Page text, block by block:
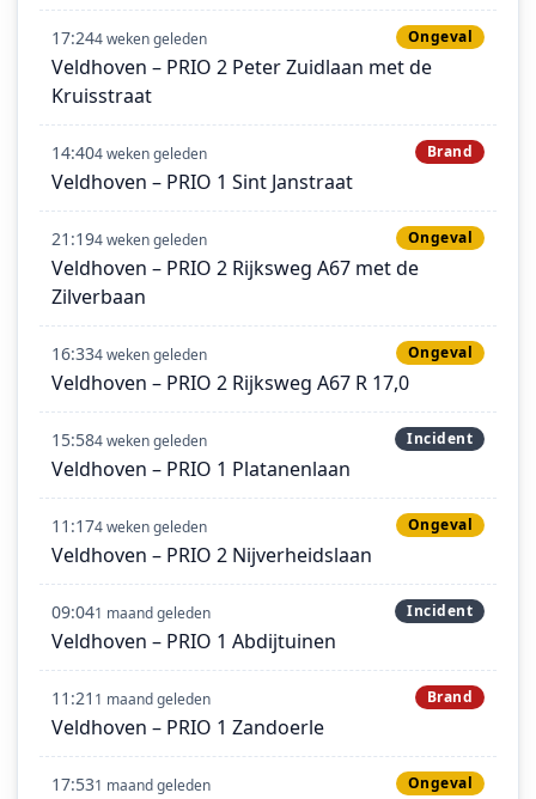
17:244 weken geleden Ongeval
Veldhoven – PRIO 2 Peter Zuidlaan met de
Kruisstraat
14:404 weken geleden Brand
Veldhoven – PRIO 1 Sint Janstraat
21:194 weken geleden Ongeval
Veldhoven – PRIO 2 Rijksweg A67 met de
Zilverbaan
16:334 weken geleden Ongeval
Veldhoven – PRIO 2 Rijksweg A67 R 17,0
15:584 weken geleden Incident
Veldhoven – PRIO 1 Platanenlaan
11:174 weken geleden Ongeval
Veldhoven – PRIO 2 Nijverheidslaan
09:041 maand geleden Incident
Veldhoven – PRIO 1 Abdijtuinen
11:21 1 maand geleden Brand
Veldhoven – PRIO 1 Zandoerle
17:531 maand geleden Ongeval